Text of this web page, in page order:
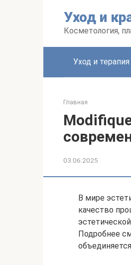
Уход и
Косметология,
Уход и терапия
Главная
03.06.2025
В мире
качество
Подробнее